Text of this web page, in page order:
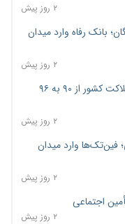
۲ روز پیش
بانک رفاه وارد میدان
۲ روز پیش
فشار اقتصادی در مسیر صعود؛ شاخص فلاکت کشور از ۹۰ به ۹۶
۲ روز پیش
فین‌تک‌ها وارد میدان
۲ روز پیش
۲ روز پیش